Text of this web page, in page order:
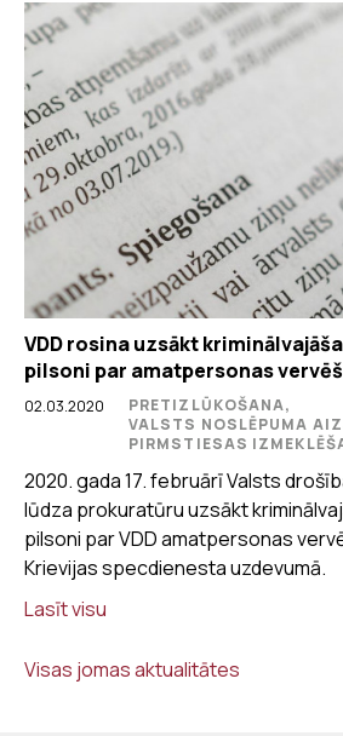
Visas jomas aktualitātes
VDD rosina uzsākt
pilsoni par amatpersonas
02.03.2020
PRETIZLŪKOŠANA,
VALSTS NOSLĒPUMA
PIRMSTIESAS
2020. gada 17. februārī Valsts
lūdza prokuratūru uzsākt
pilsoni par VDD amatpersonas
Krievijas specdienesta uzdevumā.
Lasīt visu